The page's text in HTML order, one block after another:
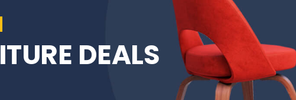
DEALS